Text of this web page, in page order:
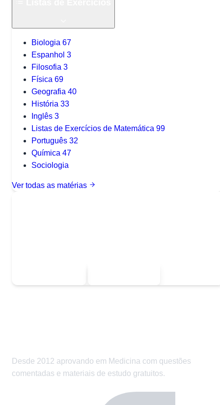
Biologia 67
Espanhol 3
Filosofia 3
Física 69
Geografia 40
História 33
Inglês 3
Listas de Exercícios de Matemática 99
Português 32
Química 47
Sociologia
Ver todas as matérias
Desde 2012 aprovando em Medicina com questões
comentadas e materiais de estudo gratuitos.